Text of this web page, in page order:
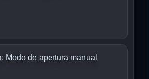
Modo de apertura manual